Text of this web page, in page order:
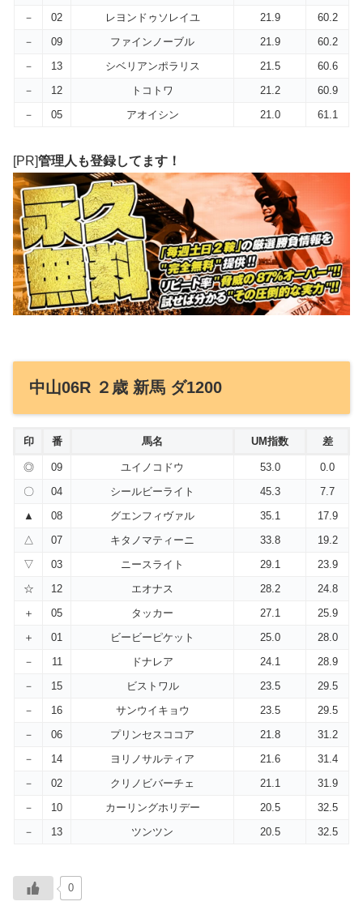
－
02 レヨンドゥソレイユ 21.9
60.2
－
09 ファインノーブル 21.9
60.2
－
13 シベリアンポラリス 21.5
60.6
－
12 トコトワ 21.2
60.9
－
05 アオイシン 21.0 61.1
[PR]管理人も登録してます！
中山06R ２歳 新馬 ダ1200
印 番 馬名 UM指数 差
◎ 09 ユイノコドウ 53.0
0.0
〇
04 シールビーライト 45.3
7.7
▲
08 グエンフィヴァル 35.1
17.9
△
07 キタノマティーニ 33.8
19.2
▽
03 ニースライト 29.1
23.9
☆
12 エオナス 28.2
24.8
＋
05 タッカー 27.1
25.9
＋
01 ビービーピケット 25.0
28.0
－
11 ドナレア 24.1
28.9
－
15 ビストワル 23.5
29.5
－
16 サンウイキョウ 23.5
29.5
－
06 プリンセスココア 21.8
31.2
－
14 ヨリノサルティア 21.6
31.4
－
02 クリノビバーチェ 21.1
31.9
－
10 カーリングホリデー 20.5
32.5
－
13 ツンツン 20.5 32.5
0